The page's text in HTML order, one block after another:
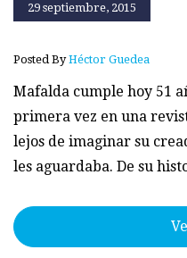
29 septiembre, 2015
Posted ByHéctor Guedea
Mafalda cumple hoy 51
primera vez en una
lejos de imaginar su
les aguardaba. De su